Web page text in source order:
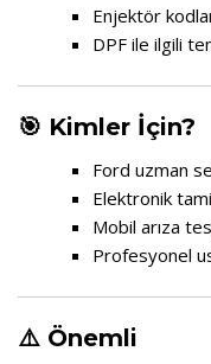
Enjektör
DPF ile ilgili
🎯 Kimler İçin?
Ford uzman
Elektronik
Mobil arıza
Profesyonel
⚠️ Önemli